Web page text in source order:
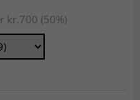
kr.700 (50%)